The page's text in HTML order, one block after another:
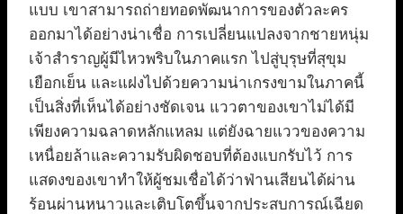
แบบ เขาสามารถถ่ายทอดพัฒนาการของตัวละคร
ออกมาได้อย่างน่าเชื่อ การเปลี่ยนแปลงจากชายหนุ่ม
เจ้าสำราญผู้มีไหวพริบในภาคแรก ไปสู่บุรุษที่สุขุม
เยือกเย็น และแฝงไปด้วยความน่าเกรงขามในภาคนี้
เป็นสิ่งที่เห็นได้อย่างชัดเจน แววตาของเขาไม่ได้มี
เพียงความฉลาดหลักแหลม แต่ยังฉายแววของความ
เหนื่อยล้าและความรับผิดชอบที่ต้องแบกรับไว้ การ
แสดงของเขาทำให้ผู้ชมเชื่อได้ว่าฟ่านเสียนได้ผ่าน
ร้อนผ่านหนาวและเติบโตขึ้นจากประสบการณ์เฉียด